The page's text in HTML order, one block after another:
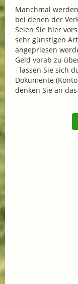
Manchmal
bei denen der
Seien Sie hier
sehr günstigen
angepriesen
Geld vorab zu
- lassen Sie sich
Dokumente
denken Sie an